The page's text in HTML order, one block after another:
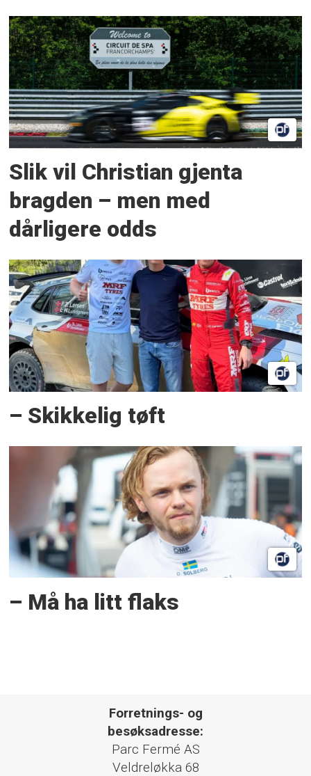
Slik vil Christian gjenta
bragden – men med
dårligere odds
– Skikkelig tøft
– Må ha litt flaks
Forretnings- og
besøksadresse:
Parc Fermé AS
Veldreløkka 68